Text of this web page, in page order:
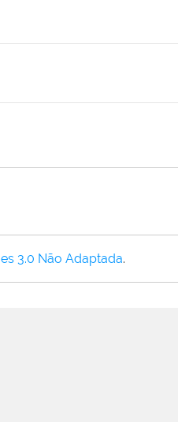
3.0 Não Adaptada.